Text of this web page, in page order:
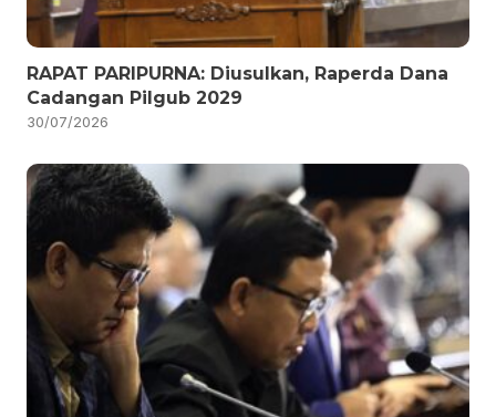
RAPAT PARIPURNA: Diusulkan, Raperda Dana
Cadangan Pilgub 2029
30/07/2026